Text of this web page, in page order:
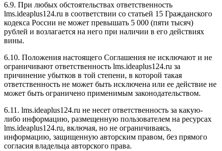
6.9. При любых обстоятельствах ответственность
lms.ideaplus124.ru в соответствии со статьей 15 Гражданского
кодекса России не может превышать 5 000 (пяти тысяч)
рублей и возлагается на него при наличии в его действиях
вины.
6.10. Положения настоящего Соглашения не исключают и не
ограничивают ответственность lms.ideaplus124.ru за
причинение убытков в той степени, в которой такая
ответственность не может быть исключена или ее действие не
может быть ограничено применимым законодательством.
6.11. lms.ideaplus124.ru не несет ответственность за какую-
либо информацию, размещенную пользователем на ресурсах
lms.ideaplus124.ru, включая, но не ограничиваясь,
информацию, защищенную авторским правом, без прямого
согласия владельца авторского права.